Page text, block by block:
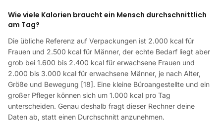
Wie viele Kalorien braucht ein Mensch durchschnittlich
am Tag?
Die übliche Referenz auf Verpackungen ist 2.000 kcal für
Frauen und 2.500 kcal für Männer, der echte Bedarf liegt aber
grob bei 1.600 bis 2.400 kcal für erwachsene Frauen und
2.000 bis 3.000 kcal für erwachsene Männer, je nach Alter,
Größe und Bewegung [18]. Eine kleine Büroangestellte und ein
großer Pfleger können sich um 1.000 kcal pro Tag
unterscheiden. Genau deshalb fragt dieser Rechner deine
Daten ab, statt einen Durchschnitt anzunehmen.